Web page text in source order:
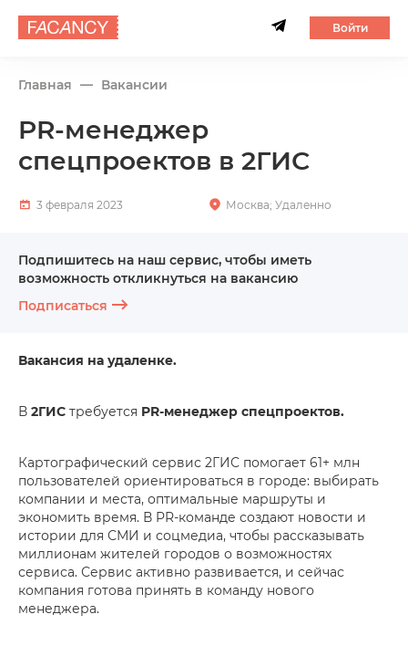
Войти
Главная Вакансии
PR-менеджер
спецпроектов в 2ГИС
3 февраля 2023 Москва; Удаленно
Подпишитесь на наш сервис, чтобы иметь
возможность откликнуться на вакансию
Подписаться
Вакансия на удаленке.
В 2ГИС требуется PR-менеджер спецпроектов.
Картографический сервис 2ГИС помогает 61+ млн
пользователей ориентироваться в городе: выбирать
компании и места, оптимальные маршруты и
экономить время. В PR-команде создают новости и
истории для СМИ и соцмедиа, чтобы рассказывать
миллионам жителей городов о возможностях
сервиса. Сервис активно развивается, и сейчас
компания готова принять в команду нового
менеджера.